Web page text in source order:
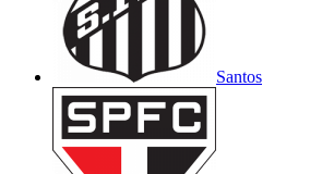
Santos